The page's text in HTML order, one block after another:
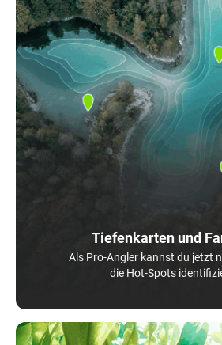
Tiefenkarten und
Als Pro-Angler kannst du jetzt
die Hot-Spots